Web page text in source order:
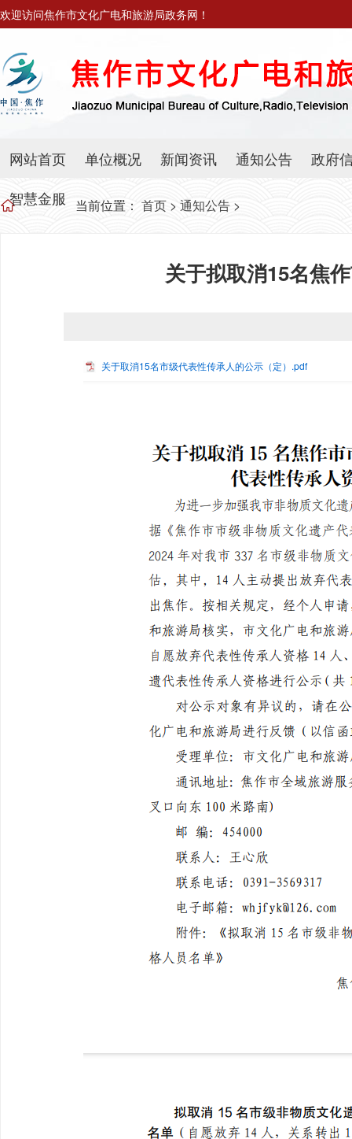
欢迎访问焦作市文化广电和旅游局政务网！
网站首页 单位概况 新闻资讯 通知公告
政府
智慧金服
当前位置： 首页 > 通知公告 >
关于拟取消15名焦
关于取消15名市级代表性传承人的公示（定）.pdf